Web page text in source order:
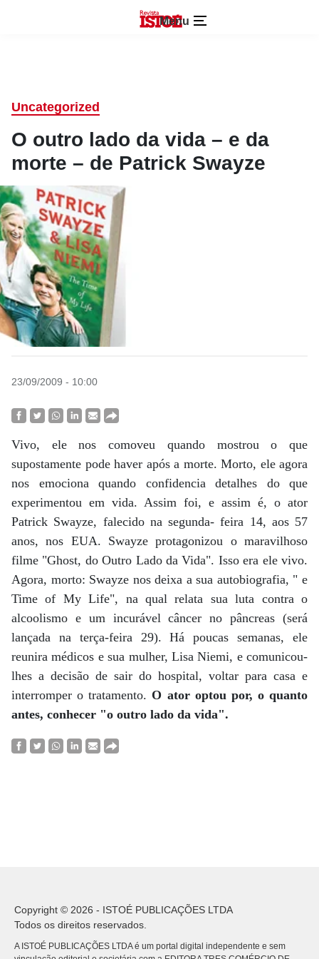
Menu
Uncategorized
O outro lado da vida – e da
morte – de Patrick Swayze
23/09/2009 - 10:00
Vivo, ele nos comoveu quando mostrou o que
supostamente pode haver após a morte. Morto, ele agora
nos emociona quando confidencia detalhes do que
experimentou em vida. Assim foi, e assim é, o ator
Patrick Swayze, falecido na segunda- feira 14, aos 57
anos, nos EUA. Swayze protagonizou o maravilhoso
filme "Ghost, do Outro Lado da Vida". Isso era ele vivo.
Agora, morto: Swayze nos deixa a sua autobiografia, " e
Time of My Life", na qual relata sua luta contra o
alcoolismo e um incurável câncer no pâncreas (será
lançada na terça-feira 29). Há poucas semanas, ele
reunira médicos e sua mulher, Lisa Niemi, e comunicou-
lhes a decisão de sair do hospital, voltar para casa e
interromper o tratamento. O ator optou por, o quanto
antes, conhecer "o outro lado da vida".
Copyright © 2026 - ISTOÉ PUBLICAÇÕES LTDA
Todos os direitos reservados.
A ISTOÉ PUBLICAÇÕES LTDA é um portal digital independente e sem